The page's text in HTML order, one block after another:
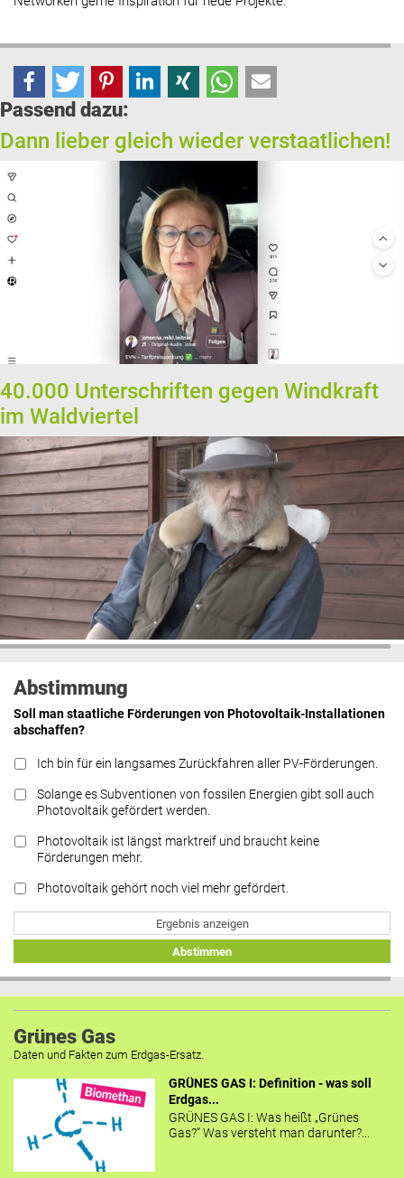
Passend dazu:
Dann lieber gleich wieder verstaatlichen!
40.000 Unterschriften gegen Windkraft
im Waldviertel
Abstimmung
Soll man staatliche Förderungen von Photovoltaik-Installationen
abschaffen?
Ich bin für ein langsames Zurückfahren aller PV-Förderungen.
Solange es Subventionen von fossilen Energien gibt soll auch
Photovoltaik gefördert werden.
Photovoltaik ist längst marktreif und braucht keine
Förderungen mehr.
Photovoltaik gehört noch viel mehr gefördert.
Ergebnis anzeigen
Abstimmen
Grünes Gas
Daten und Fakten zum Erdgas-Ersatz.
GRÜNES GAS I: Definition - was soll
Erdgas...
GRÜNES GAS I: Was heißt „Grünes
Gas?“ Was versteht man darunter?...